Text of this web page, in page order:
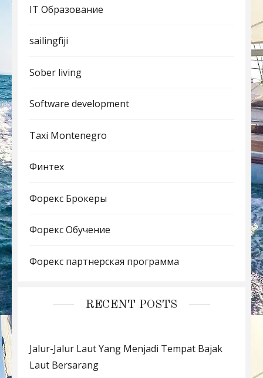
IT Образование
sailingfiji
Sober living
Software development
Taxi Montenegro
Финтех
Форекс Брокеры
Форекс Обучение
Форекс партнерская программа
RECENT POSTS
Jalur-Jalur Laut Yang Menjadi Tempat Bajak
Laut Bersarang